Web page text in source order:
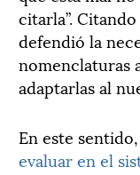
citarla”.
defendió la
nomenclaturas
adaptarlas al
En este
evaluar en el